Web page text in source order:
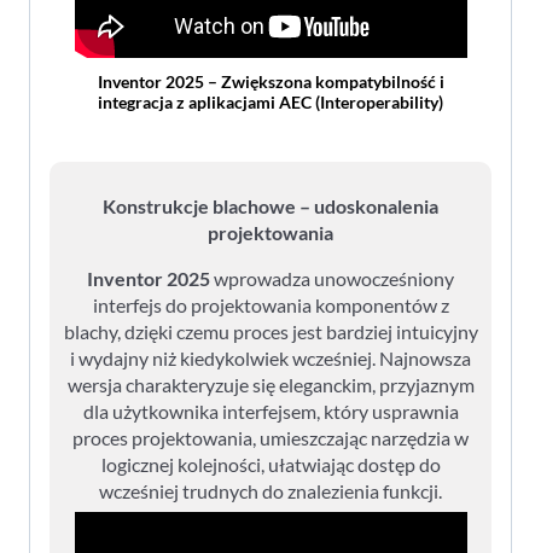
Inventor 2025 – Zwiększona kompatybilność i
integracja z aplikacjami AEC (Interoperability)
Konstrukcje blachowe – udoskonalenia
projektowania
Inventor 2025wprowadza unowocześniony
interfejs do projektowania komponentów z
blachy, dzięki czemu proces jest bardziej intuicyjny
i wydajny niż kiedykolwiek wcześniej. Najnowsza
wersja charakteryzuje się eleganckim, przyjaznym
dla użytkownika interfejsem, który usprawnia
proces projektowania, umieszczając narzędzia w
logicznej kolejności, ułatwiając dostęp do
wcześniej trudnych do znalezienia funkcji.